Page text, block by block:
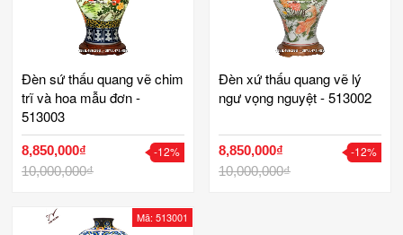
Đèn sứ thấu quang vẽ chim
trĩ và hoa mẫu đơn -
513003
8,850,000₫
10,000,000₫
-12%
Đèn xứ thấu quang vẽ lý
ngư vọng nguyệt - 513002
8,850,000₫
10,000,000₫
-12%
Mã: 513001